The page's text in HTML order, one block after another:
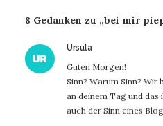
8 Gedanken zu „bei mir
Ursulasagt:
Guten Morgen!
Sinn? Warum Sinn? Wir
an deinem Tag und
auch der Sinn eines